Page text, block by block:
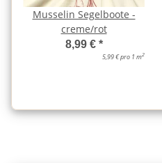
Musselin Segelboote -
creme/rot
8,99 € *
5,99 € pro 1 m2